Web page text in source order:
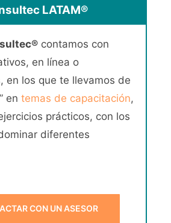
LATAM®
contamos con
en línea o
en los que te llevamos de
en temas de capacitación,
prácticos, con los
diferentes
CON UN ASESOR